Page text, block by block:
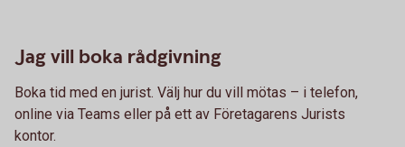
Jag vill boka rådgivning
Boka tid med en jurist. Välj hur du vill mötas – i telefon,
online via Teams eller på ett av Företagarens Jurists
kontor.